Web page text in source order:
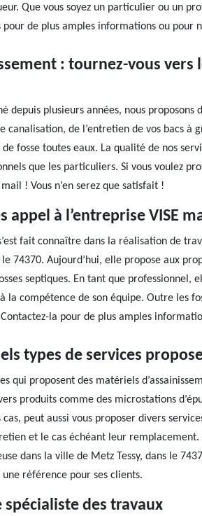
Que vous soyez un particulier ou un
pour de plus amples informations ou pour
: tournez-vous vers
depuis plusieurs années, nous proposons
de l’entretien de vos bacs à
fosse toutes eaux. La qualité de nos
que les particuliers. Si vous voulez
! Vous n’en serez que satisfait !
à l’entreprise VISE
fait connaître dans la réalisation de
74370. Aujourd’hui, elle propose aux
septiques. En tant que professionnel,
compétence de son équipe. Outre les
la pour de plus amples
types de services
qui proposent des matériels
produits comme des microstations
peut aussi vous proposer divers
et le cas échéant leur remplacement.
dans la ville de Metz Tessy, dans le
référence pour ses clients.
des travaux